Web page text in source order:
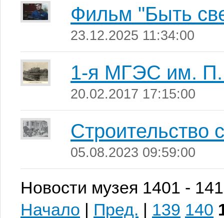
Фильм "Быть
23.12.2025 11:34:00
1-я МГЭС им.
20.02.2017 17:15:00
Строительство
05.08.2023 09:59:00
Новости музея 1401 -
Начало | Пред. | 139 140